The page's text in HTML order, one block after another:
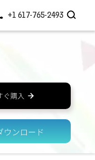
+1 617-765-2493